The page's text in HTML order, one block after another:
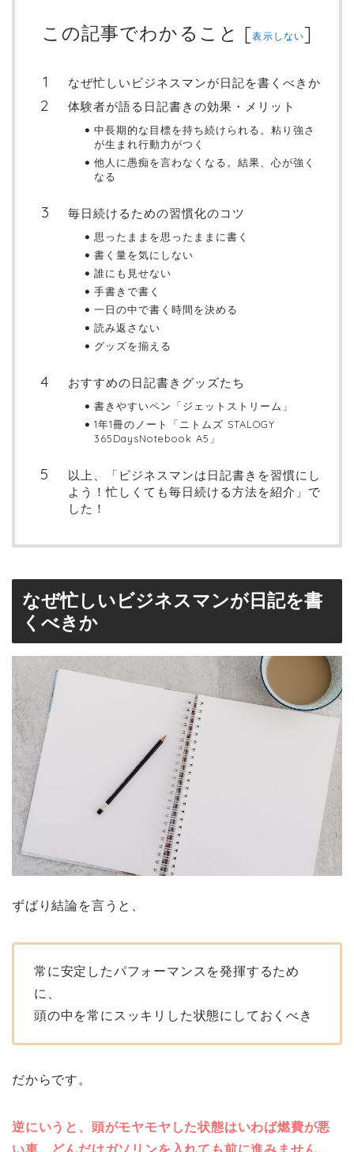
この記事でわかること [表示しない]
なぜ忙しいビジネスマンが日記を書くべきか
体験者が語る日記書きの効果・メリット
中長期的な目標を持ち続けられる。粘り強さ
が生まれ行動力がつく
他人に愚痴を言わなくなる。結果、心が強く
なる
毎日続けるための習慣化のコツ
思ったままを思ったままに書く
書く量を気にしない
誰にも見せない
手書きで書く
一日の中で書く時間を決める
読み返さない
グッズを揃える
おすすめの日記書きグッズたち
書きやすいペン「ジェットストリーム」
1年1冊のノート「ニトムズ STALOGY
365DaysNotebook A5」
以上、「ビジネスマンは日記書きを習慣にし
よう！忙しくても毎日続ける方法を紹介」で
した！
なぜ忙しいビジネスマンが日記を書
くべきか
ずばり結論を言うと、
常に安定したパフォーマンスを発揮するため
に、
頭の中を常にスッキリした状態にしておくべき
だからです。
逆にいうと、頭がモヤモヤした状態はいわば燃費が悪